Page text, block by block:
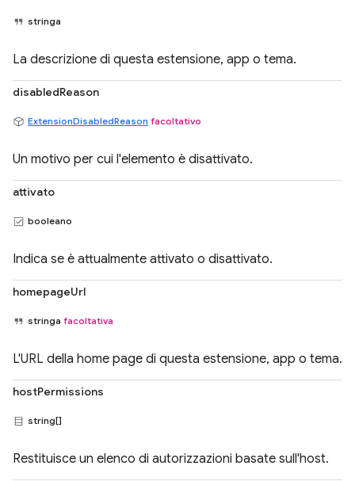
stringa
La descrizione di questa estensione, app o tema.
disabledReason
ExtensionDisabledReason facoltativo
Un motivo per cui l'elemento è disattivato.
attivato
booleano
Indica se è attualmente attivato o disattivato.
homepageUrl
stringa facoltativa
L'URL della home page di questa estensione, app o tema.
hostPermissions
string[]
Restituisce un elenco di autorizzazioni basate sull'host.